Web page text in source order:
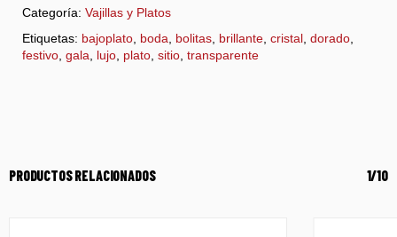
Categoría: Vajillas y Platos
Etiquetas: bajoplato boda bolitas brillante cristal dorado
festivo gala lujo plato sitio transparente
PRODUCTOS RELACIONADOS 1/10